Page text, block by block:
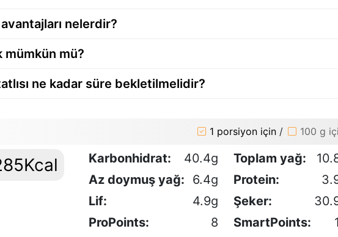
nelerdir?
mümkün mü?
ne kadar süre bekletilmelidir?
1 porsiyon için / 100 g
Karbonhidrat: 40.4g Toplam yağ:
Az doymuş yağ:
6.4g Protein:
Lif:
4.9g Şeker:
ProPoints:
8 SmartPoints: